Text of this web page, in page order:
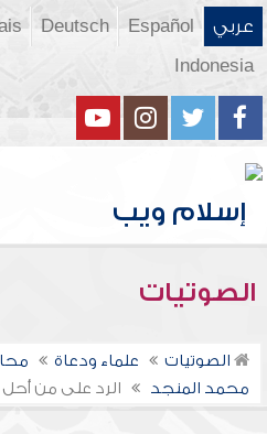
عربي Español
Deutsch
Indonesia
الصوتيات
الصوتيات علماء ودعاة
محمد المنجد
الرد على من أحل